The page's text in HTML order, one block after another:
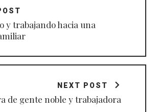
y trabajando hacia una
NEXT POST
de gente noble y trabajadora